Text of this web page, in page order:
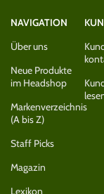
NAVIGATION
Über uns
Neue Produkte
im Headshop
Markenverzeichnis
(A bis Z)
Staff Picks
Magazin
Lexikon